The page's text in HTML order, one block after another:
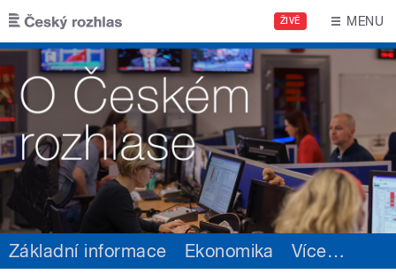
Přejít k hlavnímu obsahu
ŽIVĚ MENU
Základní informace Ekonomika Více…